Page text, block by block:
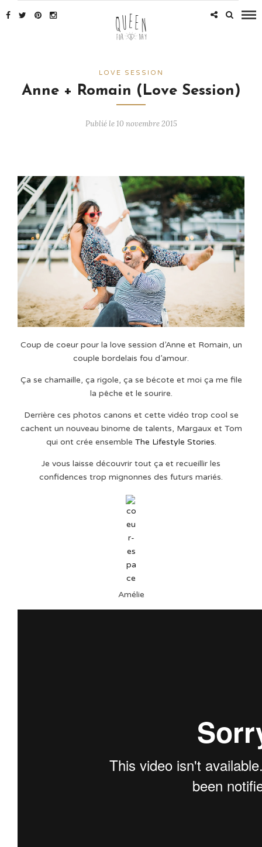
LOVE SESSION
Anne + Romain (Love Session)
Publié le 10 novembre 2015
Coup de coeur pour la love session d’Anne et Romain, un
couple bordelais fou d’amour.
Ça se chamaille, ça rigole, ça se bécote et moi ça me file
la pêche et le sourire.
Derrière ces photos canons et cette vidéo trop cool se
cachent un nouveau binome de talents, Margaux et Tom
qui ont crée ensemble The Lifestyle Stories.
Je vous laisse découvrir tout ça et recueillir les
confidences trop mignonnes des futurs mariés.
Amélie